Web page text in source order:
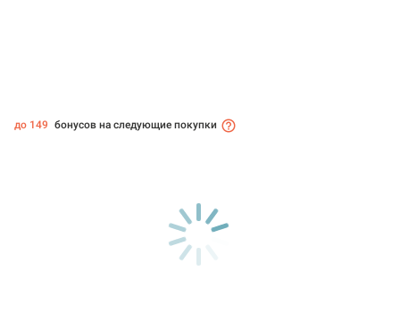
до 149 бонусов на следующие покупки